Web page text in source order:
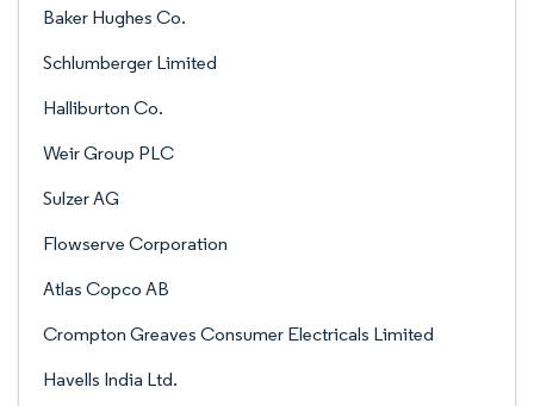
Baker Hughes Co.
Schlumberger Limited
Halliburton Co.
Weir Group PLC
Sulzer AG
Flowserve Corporation
Atlas Copco AB
Crompton Greaves Consumer Electricals Limited
Havells India Ltd.